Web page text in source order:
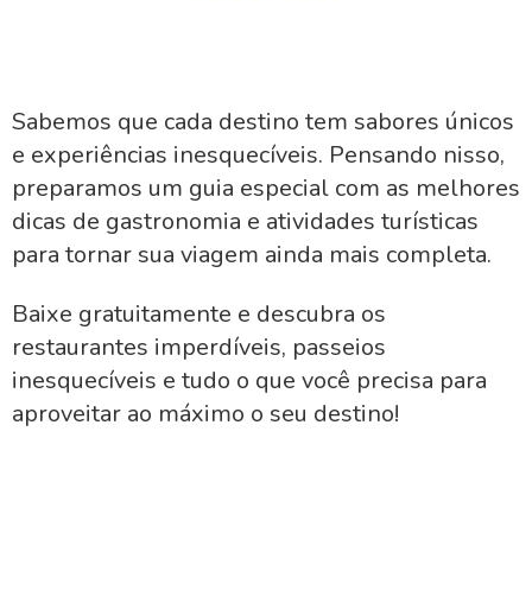
Sabemos que cada destino tem sabores únicos
e experiências inesquecíveis. Pensando nisso,
preparamos um guia especial com as melhores
dicas de gastronomia e atividades turísticas
para tornar sua viagem ainda mais completa.
Baixe gratuitamente e descubra os
restaurantes imperdíveis, passeios
inesquecíveis e tudo o que você precisa para
aproveitar ao máximo o seu destino!